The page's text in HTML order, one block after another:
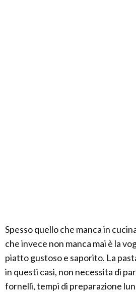
Spesso quello che manca in
che invece non manca mai è la
piatto gustoso e saporito. La
in questi casi, non necessita di
fornelli, tempi di preparazione